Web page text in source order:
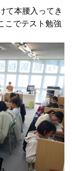
て本腰入ってき
こでテスト勉強